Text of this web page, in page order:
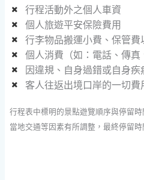
行程活動外之個人車資
個人旅遊平安保險費用
行李物品搬運小費、保管費
個人消費（如：電話、傳真
因違規、自身過錯或自身
客人往返出境口岸的一切費
行程表中標明的景點遊覽順序與停留
當地交通等因素有所調整，最終停留